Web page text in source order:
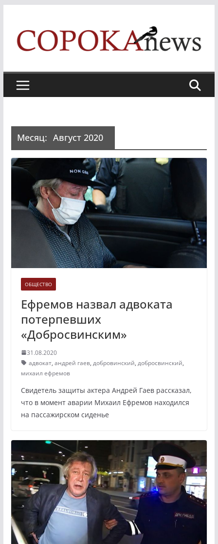
content
Месяц: Август 2020
ОБЩЕСТВО
Ефремов назвал адвоката
потерпевших
«Добросвинским»
31.08.2020
адвокат, андрей гаев, добровинский, добросвинский,
михаил ефремов
Свидетель защиты актера Андрей Гаев рассказал,
что в момент аварии Михаил Ефремов находился
на пассажирском сиденье